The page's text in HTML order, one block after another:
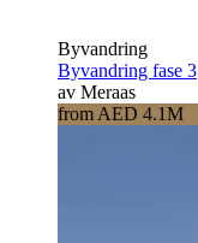
Byvandring
Byvandring fase 3
av Meraas
from AED 4.1M